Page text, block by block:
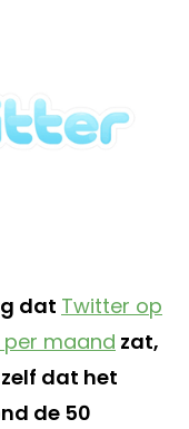
dat Twitter op
maand zat,
dat het
de 50